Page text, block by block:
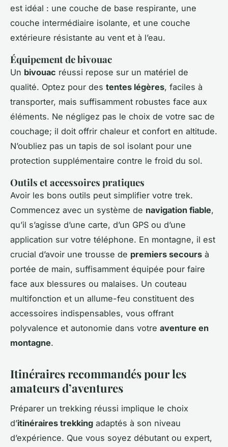
est idéal : une couche de base respirante, une
couche intermédiaire isolante, et une couche
extérieure résistante au vent et à l’eau.
Équipement de bivouac
Un bivouac réussi repose sur un matériel de
qualité. Optez pour des tentes légères, faciles à
transporter, mais suffisamment robustes face aux
éléments. Ne négligez pas le choix de votre sac de
couchage; il doit offrir chaleur et confort en altitude.
N’oubliez pas un tapis de sol isolant pour une
protection supplémentaire contre le froid du sol.
Outils et accessoires pratiques
Avoir les bons outils peut simplifier votre trek.
Commencez avec un système de navigation fiable,
qu’il s’agisse d’une carte, d’un GPS ou d’une
application sur votre téléphone. En montagne, il est
crucial d’avoir une trousse de premiers secours à
portée de main, suffisamment équipée pour faire
face aux blessures ou malaises. Un couteau
multifonction et un allume-feu constituent des
accessoires indispensables, vous offrant
polyvalence et autonomie dans votre aventure en
montagne.
Itinéraires recommandés pour les
amateurs d’aventures
Préparer un trekking réussi implique le choix
d’itinéraires trekking adaptés à son niveau
d’expérience. Que vous soyez débutant ou expert,